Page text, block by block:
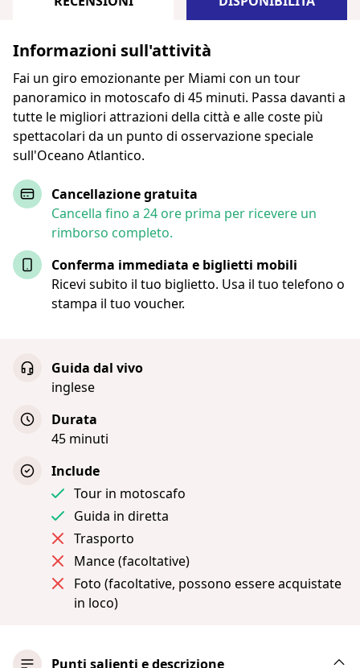
Informazioni sull'attività
Fai un giro emozionante per Miami con un tour
panoramico in motoscafo di 45 minuti. Passa davanti a
tutte le migliori attrazioni della città e alle coste più
spettacolari da un punto di osservazione speciale
sull'Oceano Atlantico.
Cancellazione gratuita
Cancella fino a 24 ore prima per ricevere un
rimborso completo.
Conferma immediata e biglietti mobili
Ricevi subito il tuo biglietto. Usa il tuo telefono o
stampa il tuo voucher.
Guida dal vivo
inglese
Durata
45 minuti
Include
Tour in motoscafo
Guida in diretta
Trasporto
Mance (facoltative)
Foto (facoltative, possono essere acquistate
in loco)
Punti salienti e descrizione